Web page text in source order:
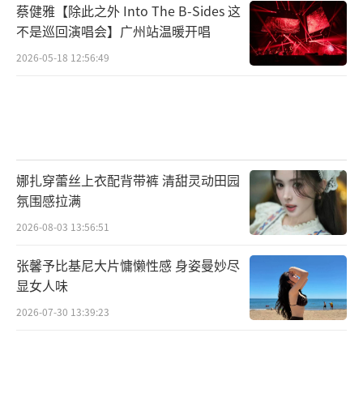
蔡健雅【除此之外 Into The B-Sides 这
不是巡回演唱会】广州站温暖开唱
2026-05-18 12:56:49
娜扎穿蕾丝上衣配背带裤 清甜灵动田园
氛围感拉满
2026-08-03 13:56:51
张馨予比基尼大片慵懒性感 身姿曼妙尽
显女人味
2026-07-30 13:39:23